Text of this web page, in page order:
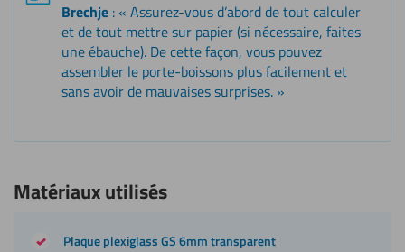
Brechje : « Assurez-vous d’abord de tout calculer
et de tout mettre sur papier (si nécessaire, faites
une ébauche). De cette façon, vous pouvez
assembler le porte-boissons plus facilement et
sans avoir de mauvaises surprises. »
Matériaux utilisés
Plaque plexiglass GS 6mm transparent